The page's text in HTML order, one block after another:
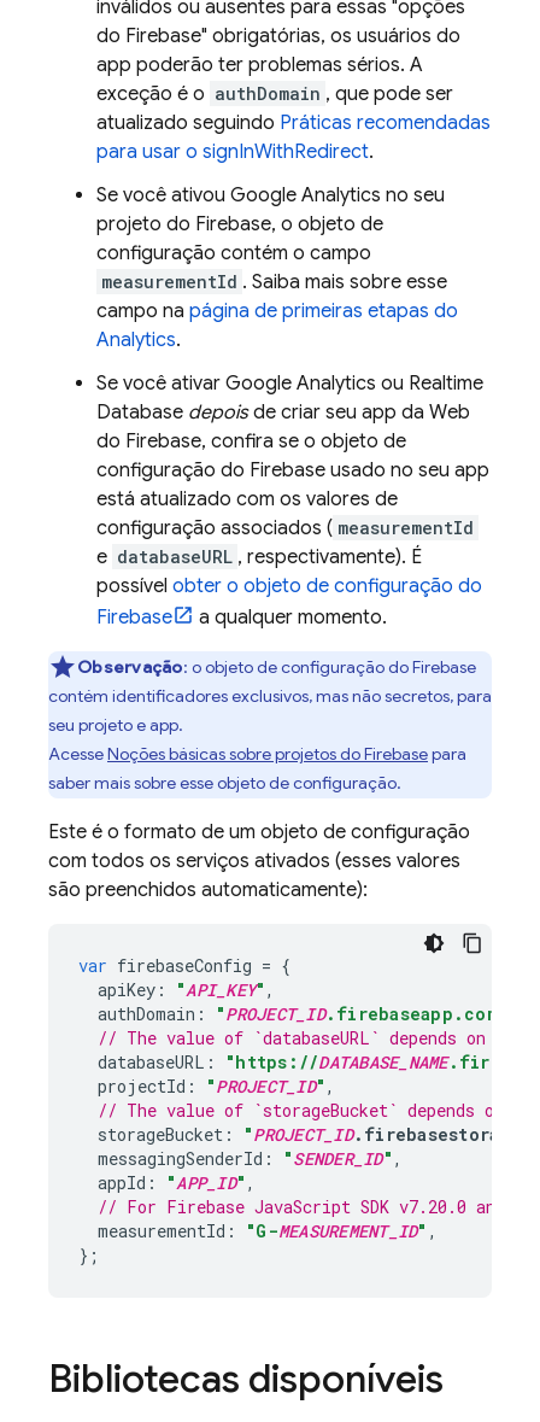
inválidos ou ausentes para essas "opções
do Firebase" obrigatórias, os usuários do
app poderão ter problemas sérios. A
exceção é o authDomain , que pode ser
atualizado seguindo Práticas recomendadas
para usar o signInWithRedirect.
Se você ativou Google Analytics no seu
projeto do Firebase, o objeto de
configuração contém o campo
measurementId . Saiba mais sobre esse
campo na página de primeiras etapas do
Analytics.
Se você ativar Google Analytics ou Realtime
Database depoisde criar seu app da Web
do Firebase, confira se o objeto de
configuração do Firebase usado no seu app
está atualizado com os valores de
configuração associados ( measurementId
e databaseURL , respectivamente). É
possível obter o objeto de configuração do
Firebase
a qualquer momento.
Observação: o objeto de configuração do Firebase
contém identificadores exclusivos, mas não secretos, para
seu projeto e app.
AcesseNoções básicas sobre projetos do Firebasepara
saber mais sobre esse objeto de configuração.
Este é o formato de um objeto de configuração
com todos os serviços ativados (esses valores
são preenchidos automaticamente):
var firebaseConfig = {
apiKey : "API_KEY" ,
authDomain : "PROJECT_ID.firebaseapp.com"
// The value of `databaseURL` depends on the
databaseURL : "https://DATABASE_NAME
projectId : "PROJECT_ID" ,
// The value of `storageBucket` depends on
storageBucket : "PROJECT_ID
messagingSenderId : "SENDER_ID" ,
appId : "APP_ID" ,
// For Firebase JavaScript SDK v7.20.0 and
measurementId : "G-MEASUREMENT_ID" ,
};
Bibliotecas disponíveis